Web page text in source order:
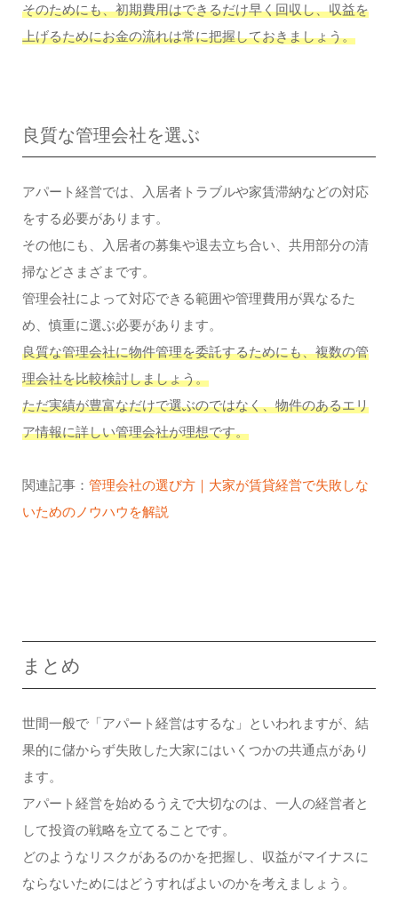
そのためにも、初期費用はできるだけ早く回収し、収益を
上げるためにお金の流れは常に把握しておきましょう。
良質な管理会社を選ぶ
アパート経営では、入居者トラブルや家賃滞納などの対応
をする必要があります。
その他にも、入居者の募集や退去立ち合い、共用部分の清
掃などさまざまです。
管理会社によって対応できる範囲や管理費用が異なるた
め、慎重に選ぶ必要があります。
良質な管理会社に物件管理を委託するためにも、複数の管
理会社を比較検討しましょう。
ただ実績が豊富なだけで選ぶのではなく、物件のあるエリ
ア情報に詳しい管理会社が理想です。
関連記事： 管理会社の選び方｜大家が賃貸経営で失敗しな
いためのノウハウを解説
まとめ
世間一般で「アパート経営はするな」といわれますが、結
果的に儲からず失敗した大家にはいくつかの共通点があり
ます。
アパート経営を始めるうえで大切なのは、一人の経営者と
して投資の戦略を立てることです。
どのようなリスクがあるのかを把握し、収益がマイナスに
ならないためにはどうすればよいのかを考えましょう。